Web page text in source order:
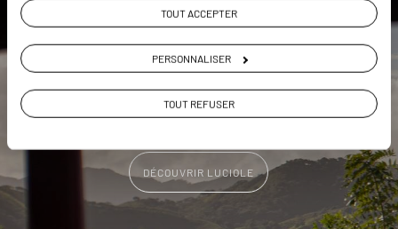
TOUT ACCEPTER
PERSONNALISER
TOUT REFUSER
Notre sélection decolmados
Les plus belles plages géolocalisées
L'album souvenirs à composer
DÉCOUVRIR LUCIOLE